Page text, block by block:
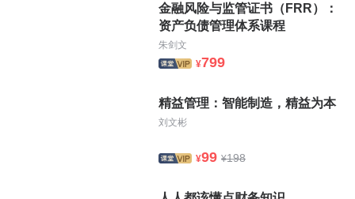
金融风险与监管证书（FRR）：
资产负债管理体系课程
朱剑文
¥799
精益管理：智能制造，精益为本
刘文彬
¥99 ¥198